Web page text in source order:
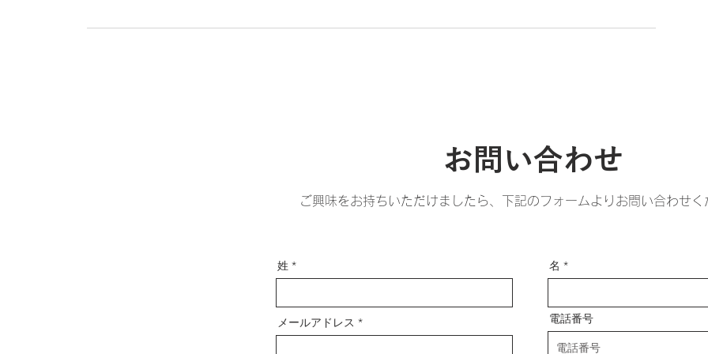
お問い合わせ
ご興味をお持ちいただけましたら、下記のフォームよりお問い合わせく
姓
メールアドレス
名
電話番号